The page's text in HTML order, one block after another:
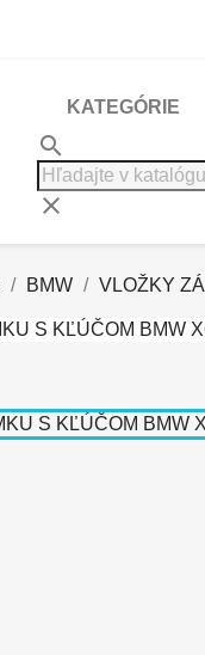
KATEGÓRIE
search
clear
BMW VLOŽKY